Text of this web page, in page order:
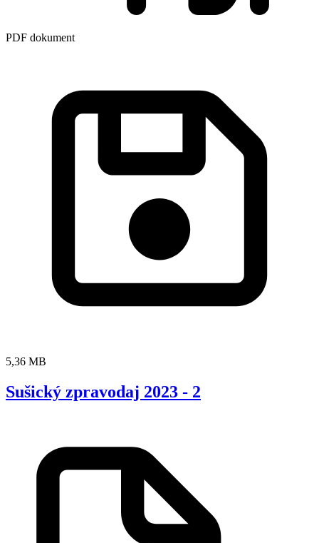
PDF dokument
5,36 MB
Sušický zpravodaj 2023 - 2